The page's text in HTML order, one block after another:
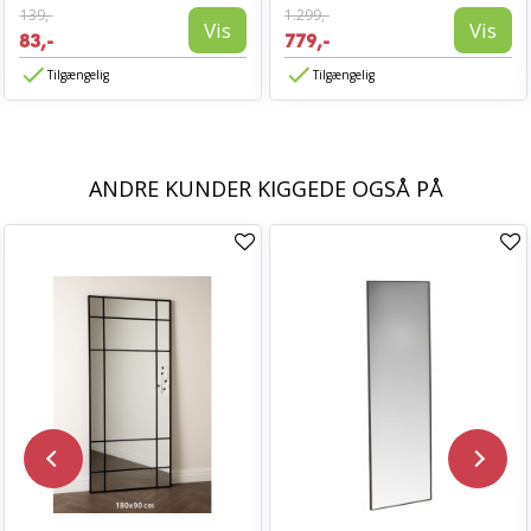
139,-
83,- Vis
Tilgængelig
1.299,-
779,- Vis
Tilgængelig
ANDRE KUNDER KIGGEDE OGSÅ PÅ